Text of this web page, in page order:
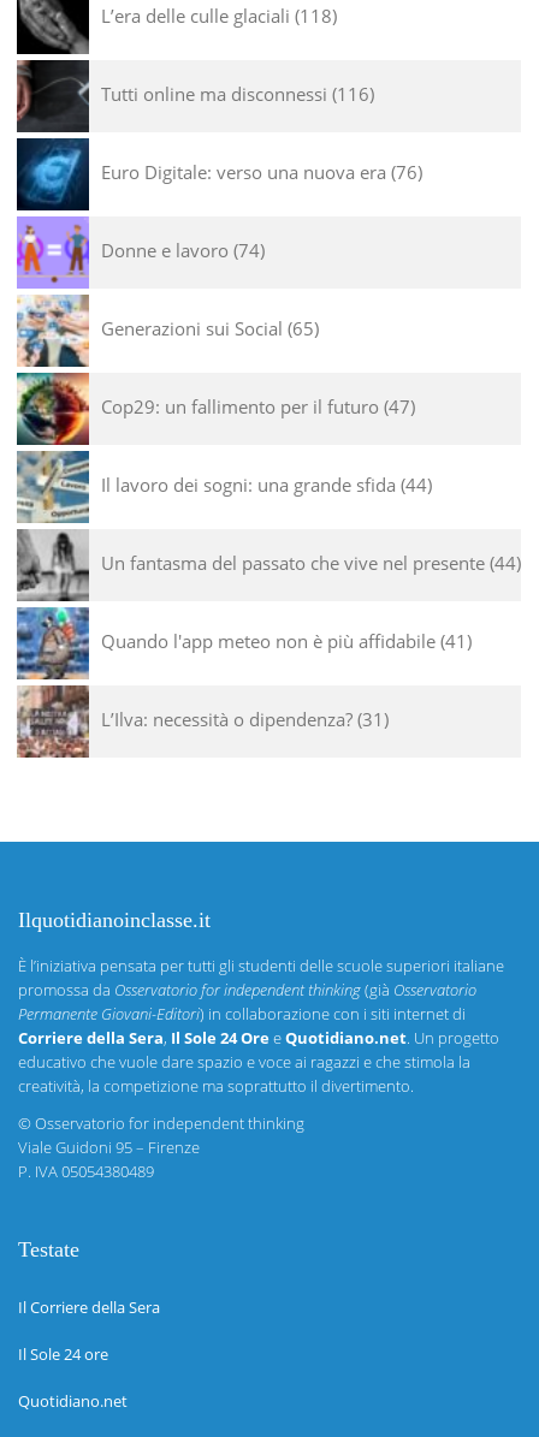
L’era delle culle glaciali 118
Tutti online ma disconnessi 116
Euro Digitale: verso una nuova era 76
Donne e lavoro 74
Generazioni sui Social 65
Cop29: un fallimento per il futuro 47
Il lavoro dei sogni: una grande sfida 44
Un fantasma del passato che vive nel presente 44
Quando l'app meteo non è più affidabile 41
L’Ilva: necessità o dipendenza? 31
Ilquotidianoinclasse.it
È l’iniziativa pensata per tutti gli studenti delle scuole superiori italiane
promossa da Osservatorio for independent thinking(già Osservatorio
Permanente Giovani-Editori) in collaborazione con i siti internet di
Corriere della Sera, Il Sole 24 OreeQuotidiano.net. Un progetto
educativo che vuole dare spazio e voce ai ragazzi e che stimola la
creatività, la competizione ma soprattutto il divertimento.
©Osservatorio for independent thinking
Viale Guidoni 95 – Firenze
P. IVA 05054380489
Testate
Il Corriere della Sera
Il Sole 24 ore
Quotidiano.net